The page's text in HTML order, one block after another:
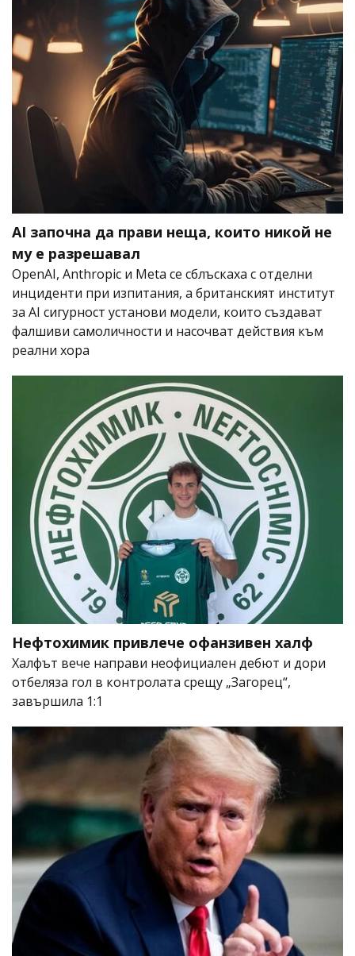
AI започна да прави неща, които никой не
му е разрешавал
OpenAI, Anthropic и Meta се сблъскаха с отделни
инциденти при изпитания, а британският институт
за AI сигурност установи модели, които създават
фалшиви самоличности и насочват действия към
реални хора
Нефтохимик привлече офанзивен халф
Халфът вече направи неофициален дебют и дори
отбеляза гол в контролата срещу „Загорец“,
завършила 1:1